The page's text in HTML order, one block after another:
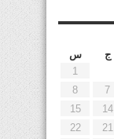
ج
س
1
7
8
14
15
21
22